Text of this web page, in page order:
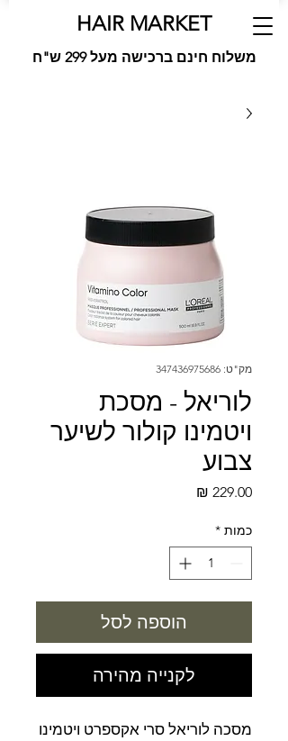
HAIR MARKET
משלוח חינם ברכישה מעל 299 ש"ח
מק"ט: 347436975686
לוריאל - מסכת
ויטמינו קולור לשיער
צבוע
כמות *
הוספה לסל
לקנייה מהירה
מסכה לוריאל סרי אקספרט ויטמינו